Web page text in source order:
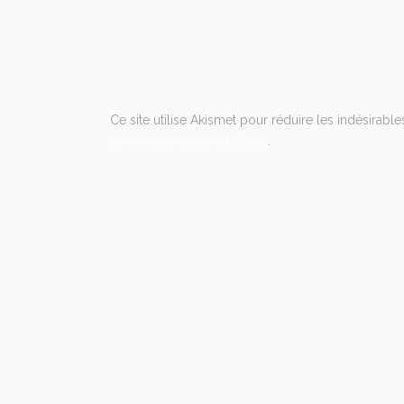
Ce site utilise Akismet pour réduire les
.